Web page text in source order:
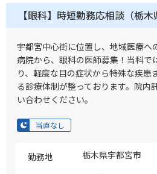
【眼科】時短勤務応相談（栃
宇都宮中心街に位置し、地域医療へ
病院から、眼科の医師募集！当科で
り、軽度な目の症状から特殊な疾患
る診療体制が整っております。院内
い合わせください。
当直なし
勤務地 栃木県宇都宮市